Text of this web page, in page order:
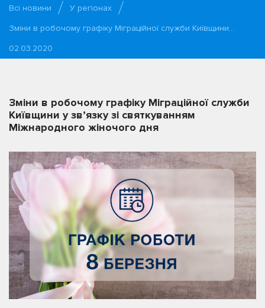
Всі новини
У регіонах
Зміни в робочому графіку Міграційної служби Київщини…
02.03.2020
Зміни в робочому графіку Міграційної служби
Київщини у зв’язку зі святкуванням
Міжнародного жіночого дня